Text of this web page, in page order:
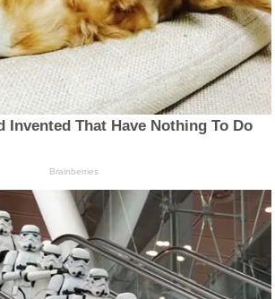
Invented That Have Nothing To Do
Brainberries